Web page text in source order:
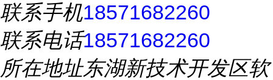
联系手机18571682260
联系电话18571682260
所在地址东湖新技术开发区软